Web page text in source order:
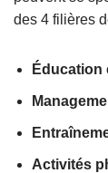
des 4 filières
Éducation
Activités